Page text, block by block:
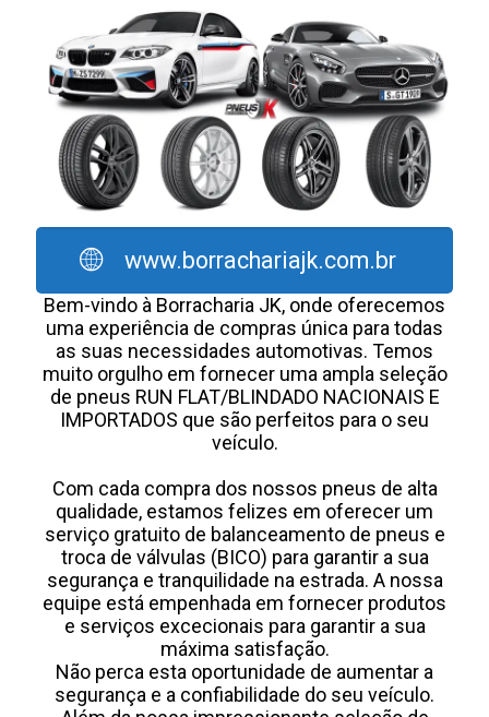
www.borrachariajk.com.br
Bem-vindo à Borracharia JK, onde oferecemos
uma experiência de compras única para todas
as suas necessidades automotivas. Temos
muito orgulho em fornecer uma ampla seleção
de pneus RUN FLAT/BLINDADO NACIONAIS E
IMPORTADOS que são perfeitos para o seu
veículo.
Com cada compra dos nossos pneus de alta
qualidade, estamos felizes em oferecer um
serviço gratuito de balanceamento de pneus e
troca de válvulas (BICO) para garantir a sua
segurança e tranquilidade na estrada. A nossa
equipe está empenhada em fornecer produtos
e serviços excecionais para garantir a sua
máxima satisfação.
Não perca esta oportunidade de aumentar a
segurança e a confiabilidade do seu veículo.